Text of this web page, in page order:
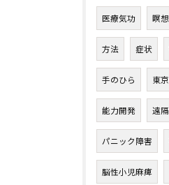
医療気功 瞑想
方法 症状
手のひら 東京
能力開発 遠隔
パニック障害
脳性小児麻痺